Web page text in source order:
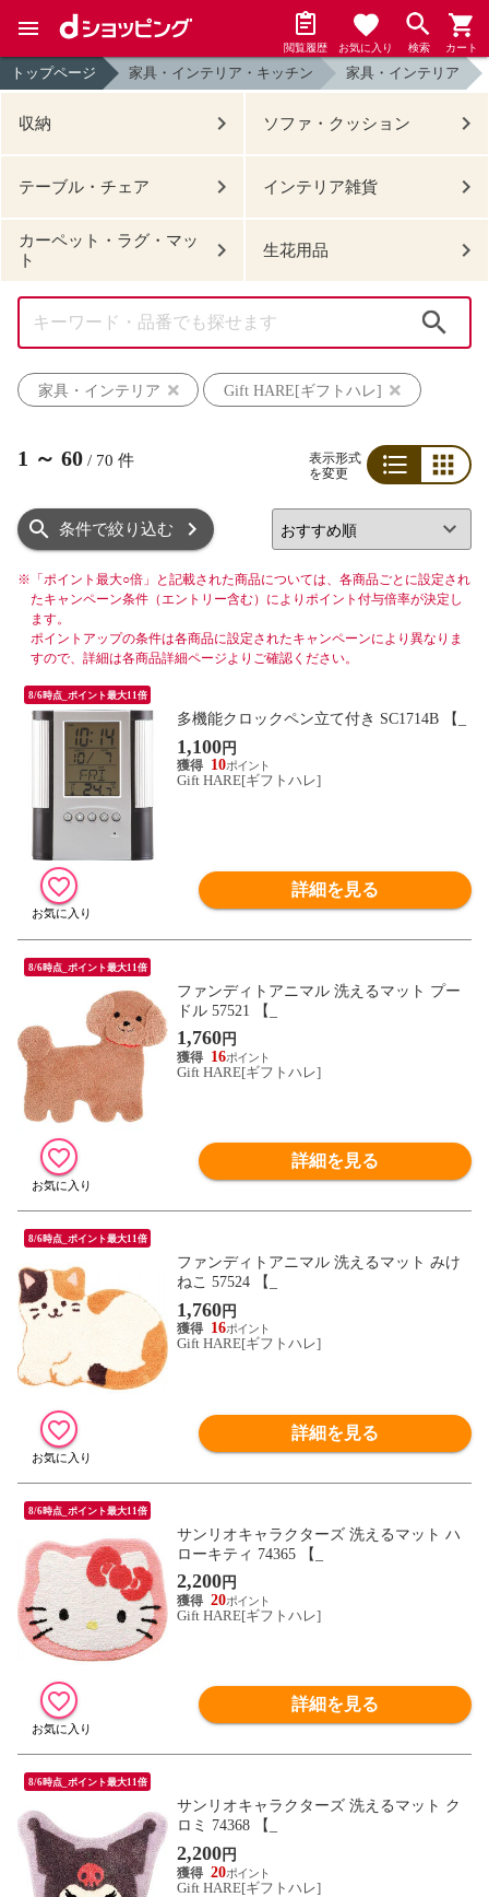
閲覧履歴 お気に入り 検索 カート
トップページ 家具・インテリア・キッチン 家具・インテリア
収納 ソファ・クッション
テーブル・チェア インテリア雑貨
カーペット・ラグ・マッ
ト
生花用品
家具・インテリア
Gift HARE[ギフトハレ]
1 ～ 60 / 70 件
表示形式
を変更
条件で絞り込む
※ 「ポイント最大○倍」と記載された商品については、各商品ごとに設定され
たキャンペーン条件（エントリー含む）によりポイント付与倍率が決定し
ます。
ポイントアップの条件は各商品に設定されたキャンペーンにより異なりま
すので、詳細は各商品詳細ページよりご確認ください。
8/6時点_ポイント最大11倍
多機能クロックペン立て付き SC1714B 【_
1,100円
10
Gift HARE[ギフトハレ]
詳細を見る
8/6時点_ポイント最大11倍
ファンディトアニマル 洗えるマット プー
ドル 57521 【_
1,760円
16
Gift HARE[ギフトハレ]
詳細を見る
8/6時点_ポイント最大11倍
ファンディトアニマル 洗えるマット みけ
ねこ 57524 【_
1,760円
16
Gift HARE[ギフトハレ]
詳細を見る
8/6時点_ポイント最大11倍
サンリオキャラクターズ 洗えるマット ハ
ローキティ 74365 【_
2,200円
20
Gift HARE[ギフトハレ]
詳細を見る
8/6時点_ポイント最大11倍
サンリオキャラクターズ 洗えるマット ク
ロミ 74368 【_
2,200円
20
Gift HARE[ギフトハレ]